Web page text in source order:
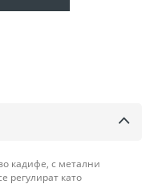
кадифе, с метални
регулират като